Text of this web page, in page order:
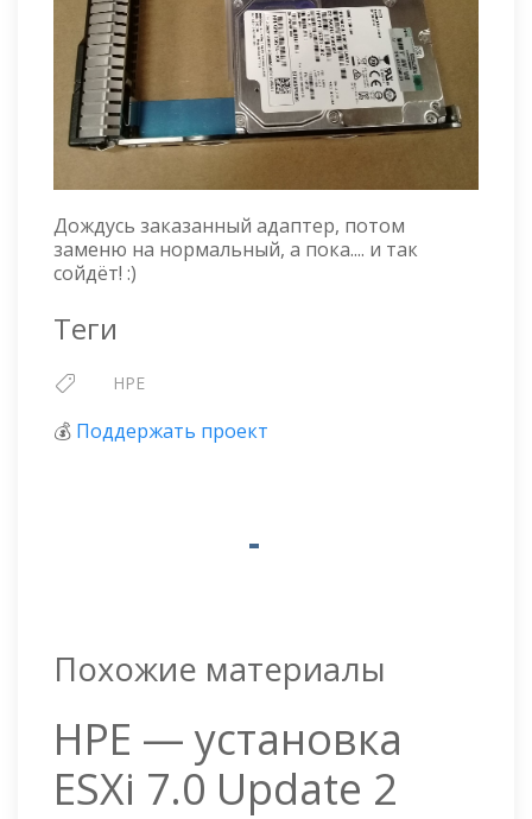
Дождусь заказанный адаптер, потом
заменю на нормальный, а пока.... и так
сойдёт! :)
Теги
HPE
💰 Поддержать проект
Похожие материалы
HPE — установка
ESXi 7.0 Update 2